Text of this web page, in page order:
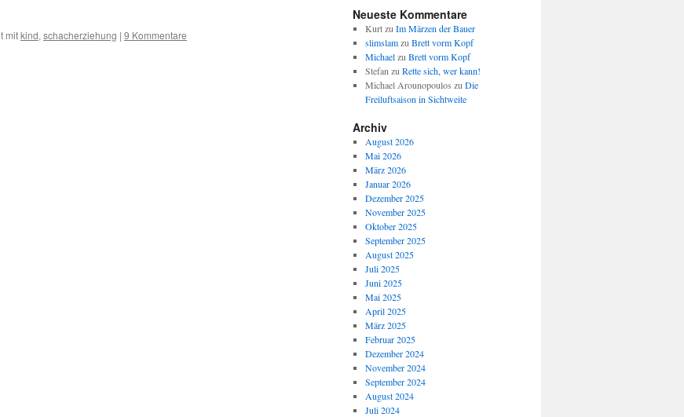
mitkind, schacherziehung | 9 Kommentare
Neueste Kommentare
Kurtzu Im Märzen der Bauer
slimslamzu Brett vorm Kopf
Michaelzu Brett vorm Kopf
Stefan zu Rette sich, wer kann!
Michael Arounopoulos zu Die
Freiluftsaison in Sichtweite
Archiv
August 2026
Mai 2026
März 2026
Januar 2026
Dezember 2025
November 2025
Oktober 2025
September 2025
August 2025
Juli 2025
Juni 2025
Mai 2025
April 2025
März 2025
Februar 2025
Dezember 2024
November 2024
September 2024
August 2024
Juli 2024